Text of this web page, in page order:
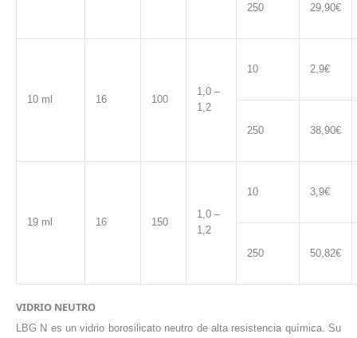
250 29,90€
10 ml 16 100
1,0 –
1,2
10 2,9€
250 38,90€
19 ml 16 150
1,0 –
1,2
10 3,9€
250 50,82€
VIDRIO NEUTRO
LBG N es un vidrio borosilicato neutro de alta resistencia química. Su